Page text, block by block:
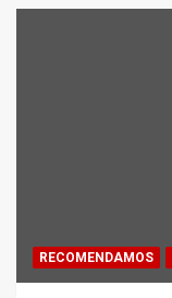
RECOMENDAMOS